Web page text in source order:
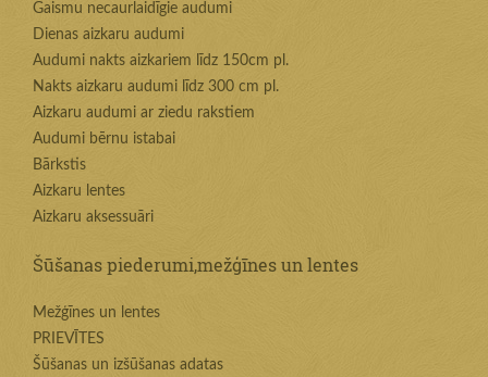
Gaismu necaurlaidīgie audumi
Dienas aizkaru audumi
Audumi nakts aizkariem līdz 150cm pl.
Nakts aizkaru audumi līdz 300 cm pl.
Aizkaru audumi ar ziedu rakstiem
Audumi bērnu istabai
Bārkstis
Aizkaru lentes
Aizkaru aksessuāri
Šūšanas piederumi,mežģīnes un lentes
Mežģīnes un lentes
PRIEVĪTES
Šūšanas un izšūšanas adatas